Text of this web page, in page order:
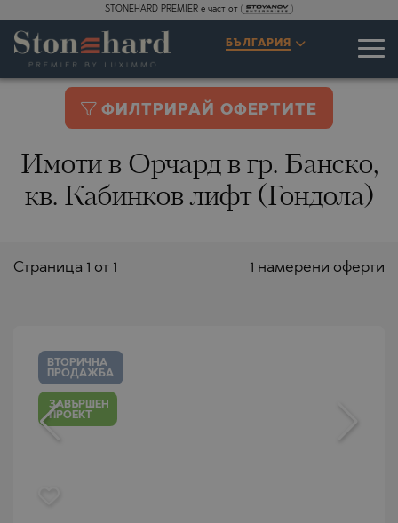
STONEHARD PREMIER е част от
БЪЛГАРИЯ
ФИЛТРИРАЙ ОФЕРТИТЕ
Имоти в Орчард в гр. Банско,
кв. Кабинков лифт (Гондола)
1 намерени оферти
Страницa 1 от 1
ВТОРИЧНА
ПРОДАЖБА
ЗАВЪРШЕН
ПРОЕКТ